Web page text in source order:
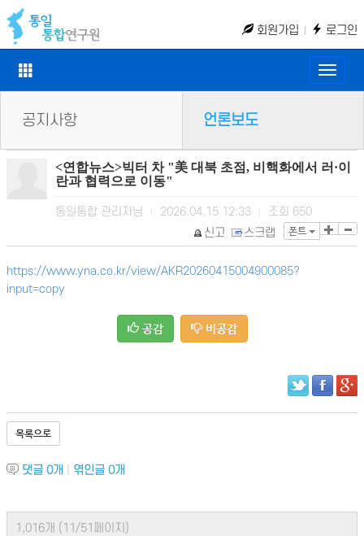
회원가입 로그인
Toggle
공지사항 언론보도
<연합뉴스>빅터 차 "美 대북 초점, 비핵화에서 러·이
란과 협력으로 이동"
통일통합 관리자님 2026.04.15 12:33 조회 650
폰트
신고 스크랩
https://www.yna.co.kr/view/AKR20260415004900085?
input=copy
공감 비공감
목록으로
댓글 0개 엮인글 0개
1,016개 (11/51페이지)